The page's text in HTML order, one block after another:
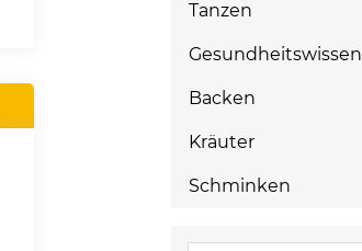
Tanzen
Gesundheitswissen
Backen
Kräuter
Schminken